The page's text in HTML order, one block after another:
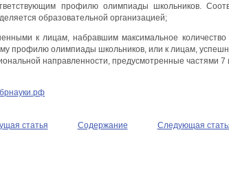
профилю олимпиады школьников.
образовательной организацией;
к лицам, набравшим максимальное количество
профилю олимпиады школьников, или к лицам,
направленности, предусмотренные частями 7
статья
Содержание Следующая